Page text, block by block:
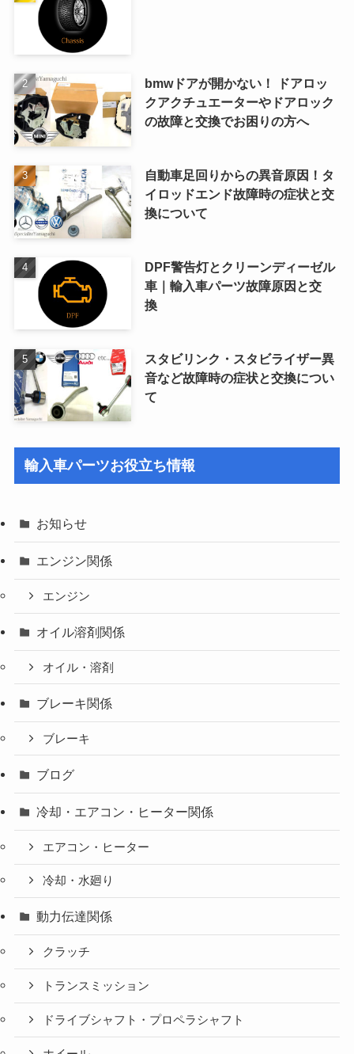
bmwドアが開かない！ ドアロッ
クアクチュエーターやドアロック
の故障と交換でお困りの方へ
自動車足回りからの異音原因！タ
イロッドエンド故障時の症状と交
換について
DPF警告灯とクリーンディーゼル
車｜輸入車パーツ故障原因と交
換
スタビリンク・スタビライザー異
音など故障時の症状と交換につい
て
輸入車パーツお役立ち情報
お知らせ
エンジン関係
エンジン
オイル溶剤関係
オイル・溶剤
ブレーキ関係
ブレーキ
ブログ
冷却・エアコン・ヒーター関係
エアコン・ヒーター
冷却・水廻り
動力伝達関係
クラッチ
トランスミッション
ドライブシャフト・プロペラシャフト